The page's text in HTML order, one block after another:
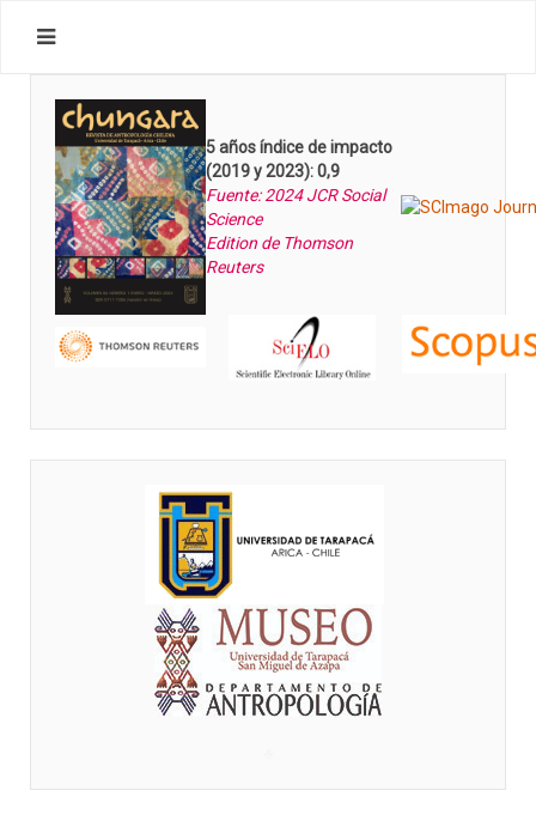
5 años índice de impacto
(2019 y 2023): 0,9
Fuente: 2024 JCR Social
Science
Edition de Thomson
Reuters